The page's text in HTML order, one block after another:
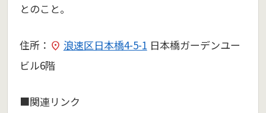
とのこと。
住所： 浪速区日本橋4-5-1 日本橋ガーデンユー
ビル6階
■関連リンク